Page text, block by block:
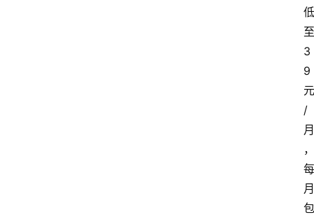
低
至
3
9
元
/
月
，
每
月
包